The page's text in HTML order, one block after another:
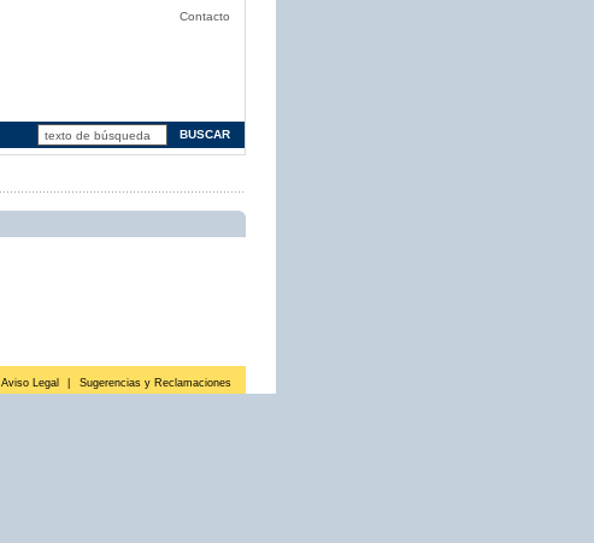
Contacto
Aviso Legal Sugerencias y Reclamaciones